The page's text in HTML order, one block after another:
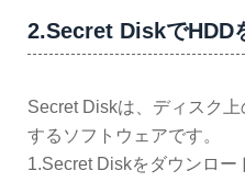
2.Secret DiskでHDD
Secret Diskは、ディスク
するソフトウェアです。
1.Secret Diskをダウンロ